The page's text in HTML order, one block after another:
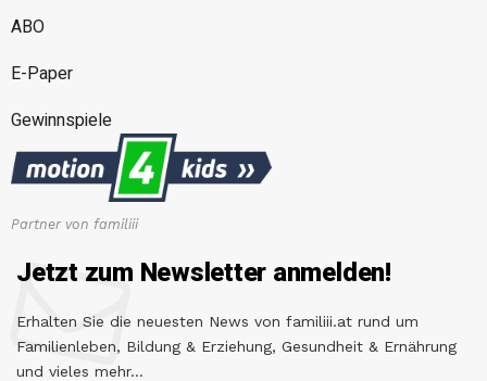
ABO
E-Paper
Gewinnspiele
Partner von familiii
Jetzt zum Newsletter anmelden!
Erhalten Sie die neuesten News von familiii.at rund um
Familienleben, Bildung & Erziehung, Gesundheit & Ernährung
und vieles mehr...